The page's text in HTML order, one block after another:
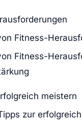
Fitness-
Fitness-
meistern
zur